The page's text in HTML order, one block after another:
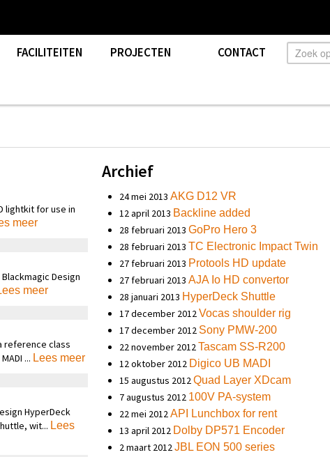
FACILITEITEN CONTACT
PROJECTEN
lightkit for use in
meer
Design
meer
reference class
... Lees meer
HyperDeck
wit... Lees
Archief
24 mei 2013 AKG D12 VR
12 april 2013 Backline added
28 februari 2013 GoPro Hero 3
28 februari 2013 TC Electronic Impact Twin
27 februari 2013 Protools HD update
27 februari 2013 AJA Io HD convertor
28 januari 2013 HyperDeck Shuttle
17 december 2012Vocas shoulder rig
17 december 2012 Sony PMW-200
22 november 2012Tascam SS-R200
12 oktober 2012 Digico UB MADI
15 augustus 2012Quad Layer XDcam
7 augustus 2012 100V PA-system
22 mei 2012API Lunchbox for rent
13 april 2012 Dolby DP571 Encoder
2 maart 2012JBL EON 500 series